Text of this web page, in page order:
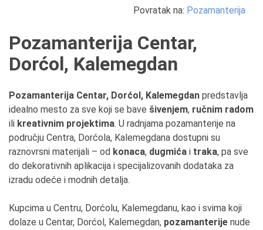
Povratak na: Pozamanterija
Pozamanterija Centar,
Dorćol, Kalemegdan
Pozamanterija Centar, Dorćol, Kalemegdan predstavlja
idealno mesto za sve koji se bave šivenjem, ručnim radom
ili kreativnim projektima. U radnjama pozamanterije na
području Centra, Dorćola, Kalemegdana dostupni su
raznovrsni materijali – od konaca, dugmića i traka, pa sve
do dekorativnih aplikacija i specijalizovanih dodataka za
izradu odeće i modnih detalja.
Kupcima u Centru, Dorćolu, Kalemegdanu, kao i svima koji
dolaze u Centar, Dorćol, Kalemegdan, pozamanterije nude